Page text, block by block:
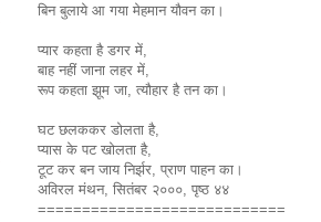
बिन बुलाये आ गया मेहमान यौवन का।
प्यार कहता है डगर में,
बाह नहीं जाना लहर में,
रूप कहता झूम जा, त्यौहार है तन का।
घट छलककर डोलता है,
प्यास के पट खोलता है,
टूट कर बन जाय निर्झर, प्राण पाहन का।
अविरल मंथन, सितंबर २०००, पृष्ठ ४४
============================